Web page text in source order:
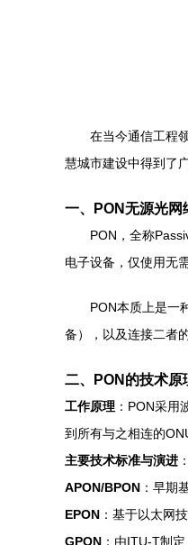
在当今通信工程
慧城市建设中得到了
一、PON无源光网
PON，全称
电子设备，仅使用无
PON本质上是一
备），以及连接二者
二、PON的技术原
工作原理 ：PON采
到所有与之相连的
主要技术标准与演进 ：
APON/BPON ：早期
EPON ：基于以太网
GPON ：由ITU-T制